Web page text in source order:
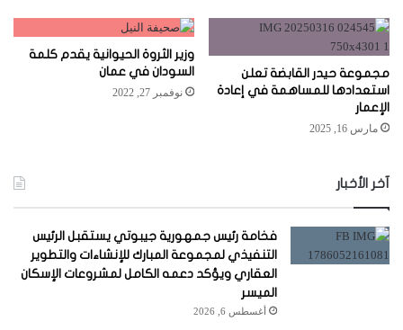
مجموعة حيدر القابضة تعلن
استعدادها للمساهمة في إعادة
الإعمار
مارس 16, 2025
وزير الثروة الحيوانية يقدم كلمة
السودان في عمان
نوفمبر 27, 2022
آخر الأخبار
فخامة رئيس جمهورية جيبوتي يستقبل الرئيس
التنفيذي لمجموعة المبارك للإنشاءات والتطوير
العقاري ويؤكد دعمه الكامل لمشروعات الإسكان
الميسر
أغسطس 6, 2026